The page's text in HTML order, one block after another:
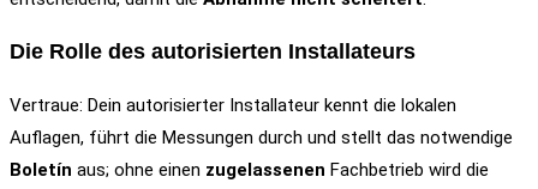
Die Rolle des autorisierten Installateurs
Vertraue: Dein autorisierter Installateur kennt die lokalen
Auflagen, führt die Messungen durch und stellt das notwendige
Boletín aus; ohne einen zugelassenen Fachbetrieb wird die